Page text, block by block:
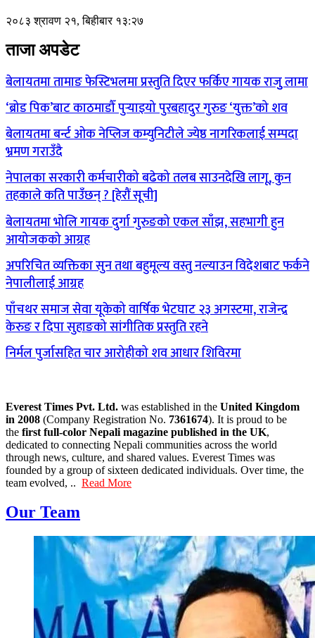
२०८३ श्रावण २१, बिहीबार १३:२७
ताजा अपडेट
बेलायतमा तामाङ फेस्टिभलमा प्रस्तुति दिएर फर्किए गायक राजुु लामा
‘ब्रोड पिक’बाट काठमाडौँ पुर्‍याइयो पुरबहादुर गुरुङ ‘युक्त’को शव
बेलायतमा बर्न्ट ओक नेप्लिज कम्युनिटीले ज्येष्ठ नागरिकलाई सम्पदा
भ्रमण गराउँदै
नेपालका सरकारी कर्मचारीको बढेको तलब साउनदेखि लागू, कुन
तहकाले कति पाउँछन् ? [हेरौं सूची]
बेलायतमा भोलि गायक दुर्गा गुरुङको एकल साँझ, सहभागी हुन
आयोजकको आग्रह
अपरिचित व्यक्तिका सुन तथा बहुमूल्य वस्तु नल्याउन विदेशबाट फर्कने
नेपालीलाई आग्रह
पाँचथर समाज सेवा यूकेको वार्षिक भेटघाट २३ अगस्टमा, राजेन्द्र
केरुङ र दिपा सुहाङको सांगीतिक प्रस्तुति रहने
निर्मल पुर्जासहित चार आरोहीको शव आधार शिविरमा
Everest Times Pvt. Ltd. was established in the United Kingdom
in 2008 (Company Registration No. 7361674). It is proud to be
the first full-color Nepali magazine published in the UK,
dedicated to connecting Nepali communities across the world
through news, culture, and shared values. Everest Times was
founded by a group of sixteen dedicated individuals. Over time, the
team evolved, .. Read More
Our Team